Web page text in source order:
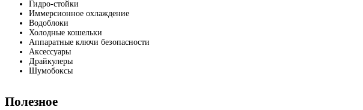
Гидро-стойки
Иммерсионное охлаждение
Водоблоки
Холодные кошельки
Аппаратные ключи безопасности
Аксессуары
Драйкулеры
Шумобоксы
Полезное